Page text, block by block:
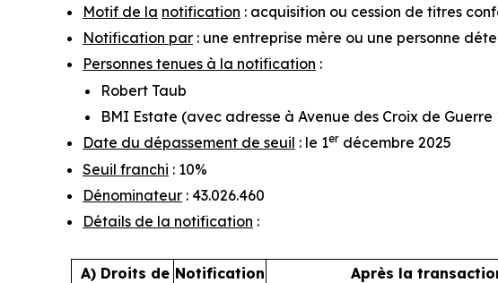
Motif de la notification : acquisition ou cession de titres
Notification par : une entreprise mère ou une personne
Personnes tenues à la notification :
Robert Taub
BMI Estate (avec adresse à Avenue des Croix de Guerre
Date du dépassement de seuil : le 1er décembre 2025
Seuil franchi : 10%
Dénominateur : 43.026.460
Détails de la notification :
A) Droits de Notification
Après la